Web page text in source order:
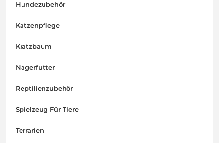
Hundezubehör
Katzenpflege
Kratzbaum
Nagerfutter
Reptilienzubehör
Spielzeug Für Tiere
Terrarien